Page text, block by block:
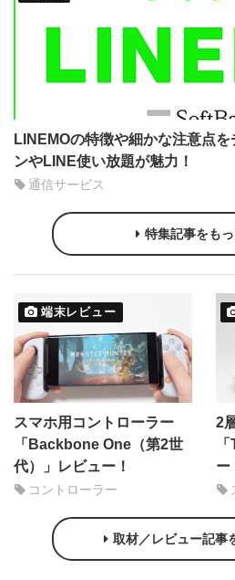
LINEMOの特徴や細かな注意点
ンやLINE使い放題が魅力！
通信サービス
特集記事をも
端末レビュー
スマホ用コントローラー
「Backbone One（第2世
代）」レビュー！
コントローラー
2
ー
取材／レビュー記事